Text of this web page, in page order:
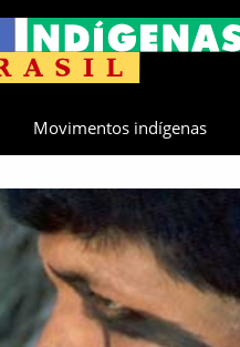
Movimentos indígenas